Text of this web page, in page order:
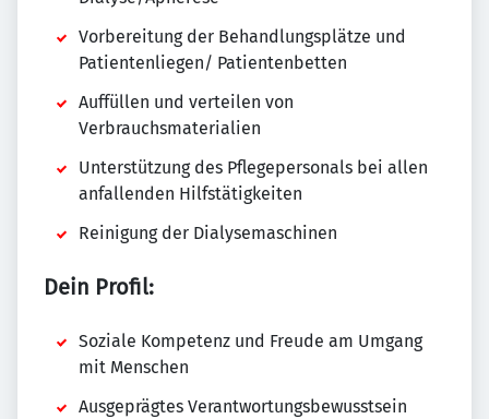
Vorbereitung der Behandlungsplätze und
Patientenliegen/ Patientenbetten
Auffüllen und verteilen von
Verbrauchsmaterialien
Unterstützung des Pflegepersonals bei allen
anfallenden Hilfstätigkeiten
Reinigung der Dialysemaschinen
Dein Profil:
Soziale Kompetenz und Freude am Umgang
mit Menschen
Ausgeprägtes Verantwortungsbewusstsein